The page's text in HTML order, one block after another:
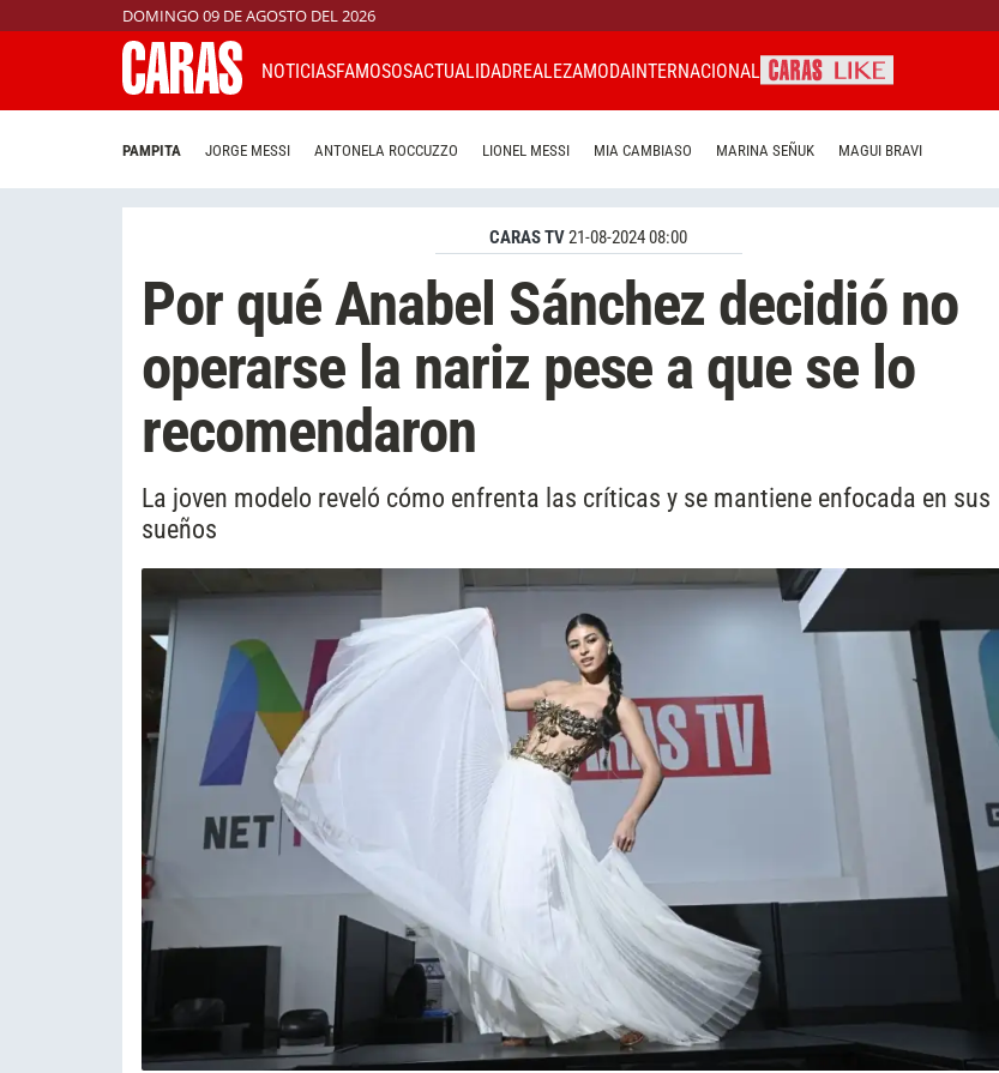
DOMINGO 09 DE AGOSTO DEL 2026
NOTICIASFAMOSOSACTUALIDADREALEZAMODAINTERNACIONAL
PAMPITA JORGE MESSI ANTONELA ROCCUZZO LIONEL MESSI MIA CAMBIASO MARINA SEÑUK MAGUI BRAVI
CARAS TV21-08-2024 08:00
Por qué Anabel Sánchez decidió no
operarse la nariz pese a que se lo
recomendaron
La joven modelo reveló cómo enfrenta las críticas y se mantiene enfocada en sus
sueños